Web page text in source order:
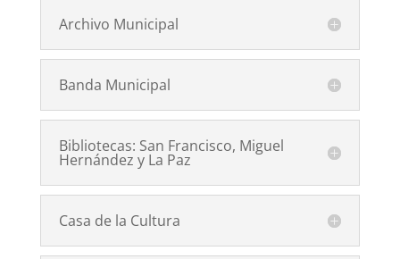
Archivo Municipal
Banda Municipal
Bibliotecas: San Francisco, Miguel
Hernández y La Paz
Casa de la Cultura